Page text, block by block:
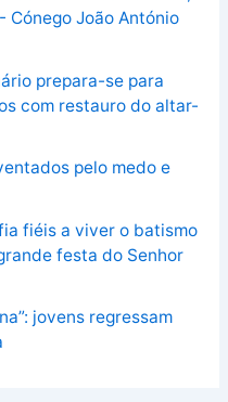
Cónego João António
prepara-se para
com restauro do altar-
pelo medo e
fiéis a viver o batismo
festa do Senhor
jovens regressam